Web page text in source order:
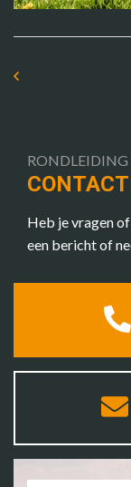
Heb je vragen
een bericht of